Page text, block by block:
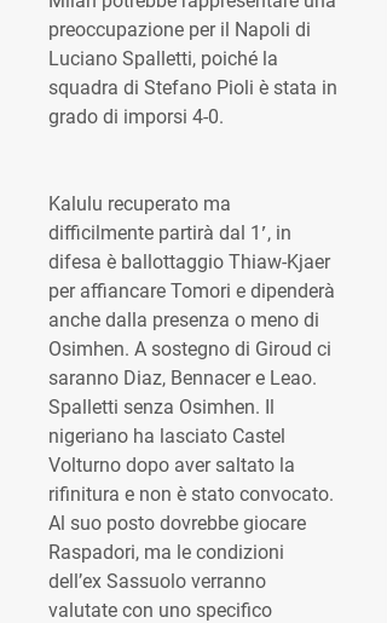
preoccupazione per il Napoli di
Luciano Spalletti, poiché la
squadra di Stefano Pioli è stata in
grado di imporsi 4-0.
Kalulu recuperato ma
difficilmente partirà dal 1′, in
difesa è ballottaggio Thiaw-Kjaer
per affiancare Tomori e dipenderà
anche dalla presenza o meno di
Osimhen. A sostegno di Giroud ci
saranno Diaz, Bennacer e Leao.
Spalletti senza Osimhen. Il
nigeriano ha lasciato Castel
Volturno dopo aver saltato la
rifinitura e non è stato convocato.
Al suo posto dovrebbe giocare
Raspadori, ma le condizioni
dell’ex Sassuolo verranno
valutate con uno specifico